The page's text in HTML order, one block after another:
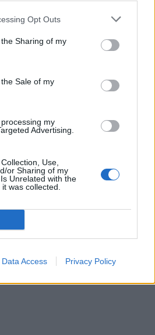
Opt Outs
Sharing of my
Sale of my
my
Advertising.
Use,
or Sharing of my
Unrelated with the
was collected.
Data Access Privacy Policy
Mestarien liigan parit
LISÄÄ TEKIJÄLTÄ
jalkapallokommentaattorin
näkyy ilmaiseksi TV:stä –
ottelun
U21 EM-kisat 2025 – tässä